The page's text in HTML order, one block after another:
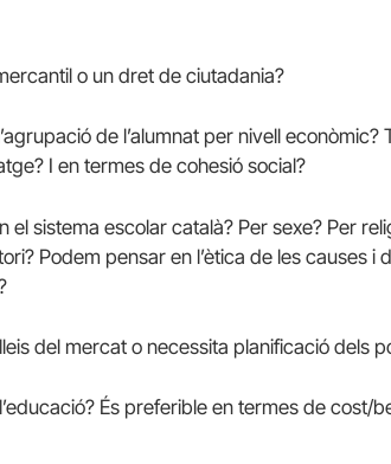
o un dret de ciutadania?
de l’alumnat per nivell econòmic?
I en termes de cohesió social?
el sistema escolar català? Per sexe? Per
Podem pensar en l’ètica de les causes i
del mercat o necessita planificació dels
És preferible en termes de cost/